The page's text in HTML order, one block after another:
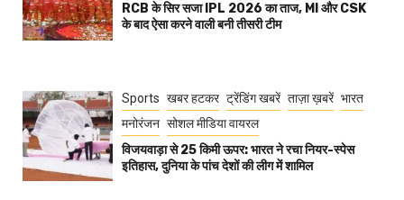
RCB के सिर सजा IPL 2026 का ताज, MI और CSK
के बाद ऐसा करने वाली बनी तीसरी टीम
Sports खबर हटकर ट्रेंडिंग खबरें ताज़ा ख़बरें भारत
मनोरंजन सोशल मीडिया वायरल
विजयवाड़ा से 25 किमी ऊपर: भारत ने रचा नियर-स्पेस
इतिहास, दुनिया के पांच देशों की लीग में शामिल